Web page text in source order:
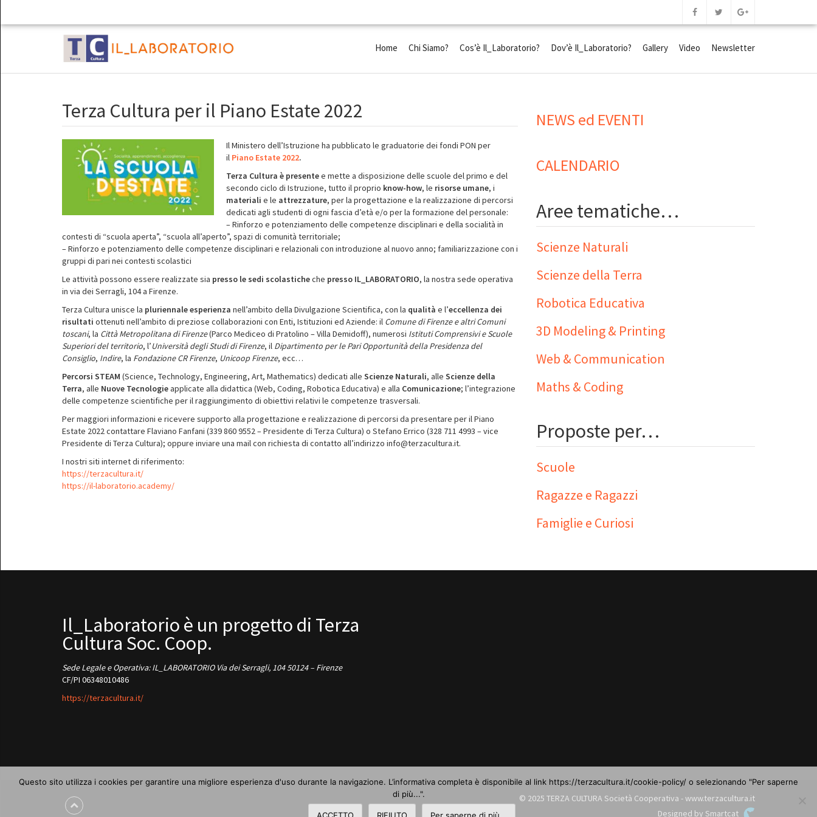
Home Chi Siamo? Cos’è Il_Laboratorio? Dov’è Il_Laboratorio? Gallery Video Newsletter
Terza Cultura per il Piano Estate 2022
Il Ministero dell’Istruzione ha pubblicato le graduatorie dei fondi PON per
il Piano Estate 2022.
Terza Cultura è presentee mette a disposizione delle scuole del primo e del
secondo ciclo di Istruzione, tutto il proprio know-how, le risorse umane, i
materiali e le attrezzature, per la progettazione e la realizzazione di percorsi
dedicati agli studenti di ogni fascia d’età e/o per la formazione del personale:
– Rinforzo e potenziamento delle competenze disciplinari e della socialità in
contesti di “scuola aperta”, “scuola all’aperto”, spazi di comunità territoriale;
– Rinforzo e potenziamento delle competenze disciplinari e relazionali con introduzione al nuovo anno; familiarizzazione con i
gruppi di pari nei contesti scolastici
Le attività possono essere realizzate sia presso le sedi scolasticheche presso IL_LABORATORIO, la nostra sede operativa
in via dei Serragli, 104 a Firenze.
Terza Cultura unisce la pluriennale esperienza nell’ambito della Divulgazione Scientifica, con la qualità e l’eccellenza dei
risultati ottenuti nell’ambito di preziose collaborazioni con Enti, Istituzioni ed Aziende: il Comune di Firenze e altri Comuni
toscani, la Città Metropolitana di Firenze(Parco Mediceo di Pratolino – Villa Demidoff), numerosi Istituti Comprensivi e Scuole
Superiori del territorio, l’Università degli Studi di Firenze, il Dipartimento per le Pari Opportunità della Presidenza del
Consiglio, Indire, la Fondazione CR Firenze, Unicoop Firenze, ecc…
Percorsi STEAM (Science, Technology, Engineering, Art, Mathematics) dedicati alle Scienze Naturali, alle Scienze della
Terra, alle Nuove Tecnologieapplicate alla didattica (Web, Coding, Robotica Educativa) e alla Comunicazione; l’integrazione
delle competenze scientifiche per il raggiungimento di obiettivi relativi le competenze trasversali.
Per maggiori informazioni e ricevere supporto alla progettazione e realizzazione di percorsi da presentare per il Piano
Estate 2022 contattare Flaviano Fanfani (339 860 9552 – Presidente di Terza Cultura) o Stefano Errico (328 711 4993 – vice
Presidente di Terza Cultura); oppure inviare una mail con richiesta di contatto all’indirizzo info@terzacultura.it.
I nostri siti internet di riferimento:
https://terzacultura.it/
https://il-laboratorio.academy/
NEWS ed EVENTI
CALENDARIO
Aree tematiche…
Scienze Naturali
Scienze della Terra
Robotica Educativa
3D Modeling & Printing
Web & Communication
Maths & Coding
Proposte per…
Scuole
Ragazze e Ragazzi
Famiglie e Curiosi
Il_Laboratorio è un progetto di Terza
Cultura Soc. Coop.
Sede Legale e Operativa: IL_LABORATORIO Via dei Serragli, 104 50124 – Firenze
CF/PI 06348010486
https://terzacultura.it/
© 2025 TERZA CULTURA Società Cooperativa - www.terzacultura.it
Designed by Smartcat
Questo sito utilizza i cookies per garantire una migliore esperienza d'uso durante la navigazione. L’informativa completa è disponibile al link https://terzacultura.it/cookie-policy/ o selezionando "Per saperne
di più...".